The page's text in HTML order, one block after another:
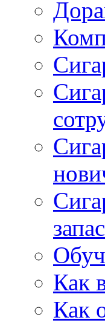
запас
Как
Как